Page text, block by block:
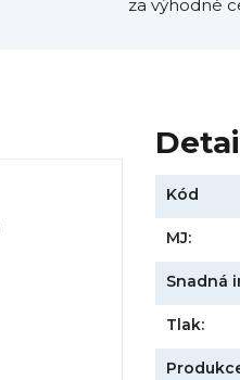
za výhodné
Kód
MJ:
Snadná
Tlak: